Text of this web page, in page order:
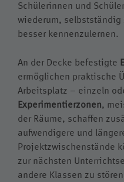
Schülerinnen und
wiederum,
besser kennenzulernen.
An der Decke befestigte
ermöglichen praktische
Arbeitsplatz – einzeln
Experimentierzonen,
der Räume, schaffen
aufwendigere und
Projektzwischenstände
zur nächsten
andere Klassen zu